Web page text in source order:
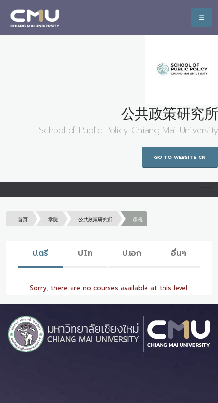
公共政策研究所
School of Public Policy Chiang Mai University
GO TO WEBSITE CN
首页 学院 公共政策研究所 课程
ป.ตรี ป.โท ป.เอก อื่นๆ
Sorry, there are no courses available at this level.